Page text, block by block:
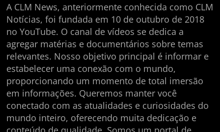
A CLM News, anteriormente conhecida como CLM
Notícias, foi fundada em 10 de outubro de 2018
no YouTube. O canal de vídeos se dedica a
agregar matérias e documentários sobre temas
relevantes. Nosso objetivo principal é informar e
estabelecer uma conexão com o mundo,
proporcionando um momento de total imersão
em informações. Queremos manter você
conectado com as atualidades e curiosidades do
mundo inteiro, oferecendo muita dedicação e